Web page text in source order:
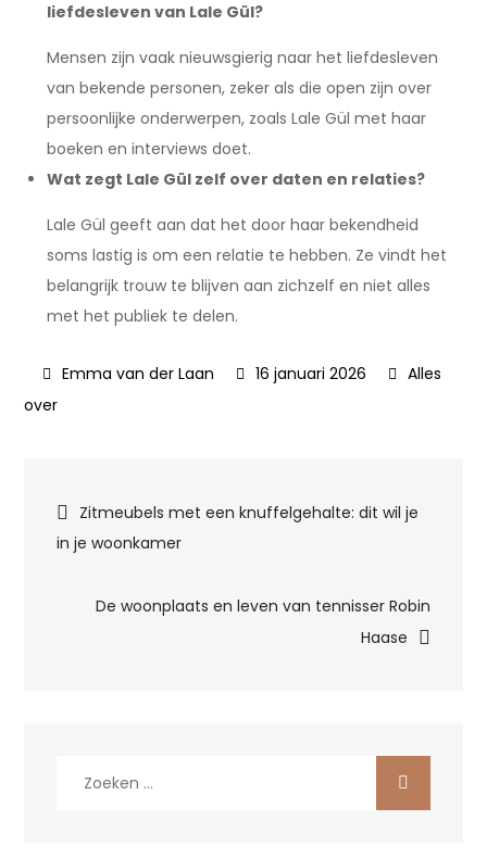
liefdesleven van Lale Gül?
Mensen zijn vaak nieuwsgierig naar het liefdesleven
van bekende personen, zeker als die open zijn over
persoonlijke onderwerpen, zoals Lale Gül met haar
boeken en interviews doet.
Wat zegt Lale Gül zelf over daten en relaties?
Lale Gül geeft aan dat het door haar bekendheid
soms lastig is om een relatie te hebben. Ze vindt het
belangrijk trouw te blijven aan zichzelf en niet alles
met het publiek te delen.
16 januari 2026
Alles
over
Bericht
navigatie
Zitmeubels met een knuffelgehalte: dit wil je
in je woonkamer
De woonplaats en leven van tennisser Robin
Haase